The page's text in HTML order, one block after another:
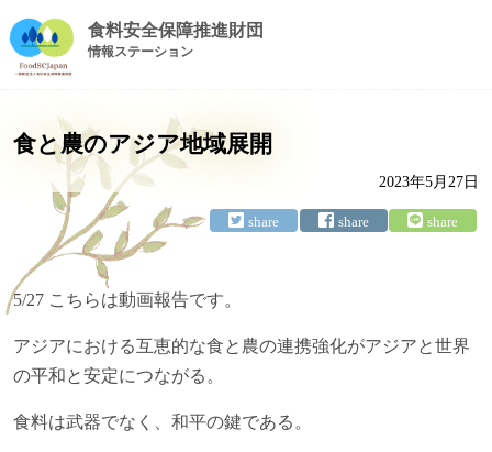
食料安全保障推進財団
情報ステーション
食と農のアジア地域展開
2023年5月27日
5/27 こちらは動画報告です。
アジアにおける互恵的な食と農の連携強化がアジアと世界
の平和と安定につながる。
食料は武器でなく、和平の鍵である。